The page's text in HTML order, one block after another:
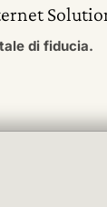
di fiducia.